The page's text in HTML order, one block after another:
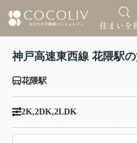
神戸高速東西線 花隈駅
花隈駅
2K,2DK,2LDK